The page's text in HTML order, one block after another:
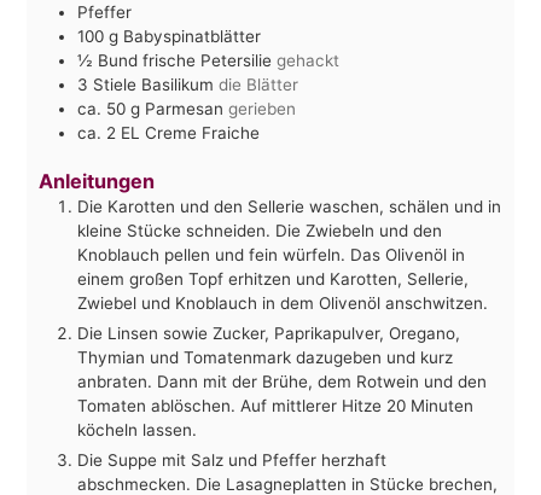
Pfeffer
100 g Babyspinatblätter
½ Bund frische Petersilie gehackt
3 Stiele Basilikum die Blätter
ca. 50 g Parmesan gerieben
ca. 2 EL Creme Fraiche
Anleitungen
Die Karotten und den Sellerie waschen, schälen und in
kleine Stücke schneiden. Die Zwiebeln und den
Knoblauch pellen und fein würfeln. Das Olivenöl in
einem großen Topf erhitzen und Karotten, Sellerie,
Zwiebel und Knoblauch in dem Olivenöl anschwitzen.
Die Linsen sowie Zucker, Paprikapulver, Oregano,
Thymian und Tomatenmark dazugeben und kurz
anbraten. Dann mit der Brühe, dem Rotwein und den
Tomaten ablöschen. Auf mittlerer Hitze 20 Minuten
köcheln lassen.
Die Suppe mit Salz und Pfeffer herzhaft
abschmecken. Die Lasagneplatten in Stücke brechen,